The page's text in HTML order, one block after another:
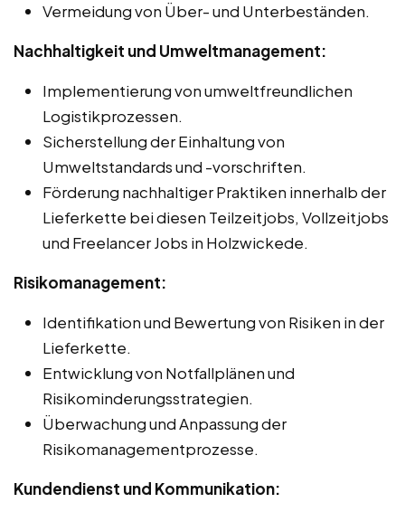
Vermeidung von Über- und Unterbeständen.
Nachhaltigkeit und Umweltmanagement:
Implementierung von umweltfreundlichen
Logistikprozessen.
Sicherstellung der Einhaltung von
Umweltstandards und -vorschriften.
Förderung nachhaltiger Praktiken innerhalb der
Lieferkette bei diesen Teilzeitjobs, Vollzeitjobs
und Freelancer Jobs in Holzwickede.
Risikomanagement:
Identifikation und Bewertung von Risiken in der
Lieferkette.
Entwicklung von Notfallplänen und
Risikominderungsstrategien.
Überwachung und Anpassung der
Risikomanagementprozesse.
Kundendienst und Kommunikation: